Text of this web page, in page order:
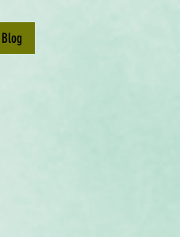
Blog